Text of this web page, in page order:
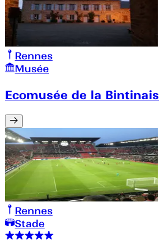
Rennes
Musée
Ecomusée de la Bintinais
Rennes
Stade